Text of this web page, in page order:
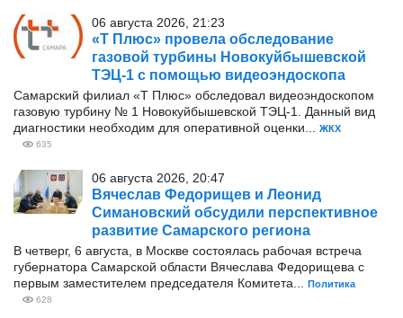
06 августа 2026, 21:23
«Т Плюс» провела обследование
газовой турбины Новокуйбышевской
ТЭЦ-1 с помощью видеоэндоскопа
Самарский филиал «Т Плюс» обследовал видеоэндоскопом
газовую турбину № 1 Новокуйбышевской ТЭЦ-1. Данный вид
диагностики необходим для оперативной оценки...
ЖКХ
635
06 августа 2026, 20:47
Вячеслав Федорищев и Леонид
Симановский обсудили перспективное
развитие Самарского региона
В четверг, 6 августа, в Москве состоялась рабочая встреча
губернатора Самарской области Вячеслава Федорищева с
первым заместителем председателя Комитета...
Политика
628